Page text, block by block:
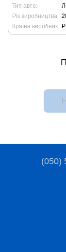
Тип авто:
Рік виробництва
Країна виробник
(050)